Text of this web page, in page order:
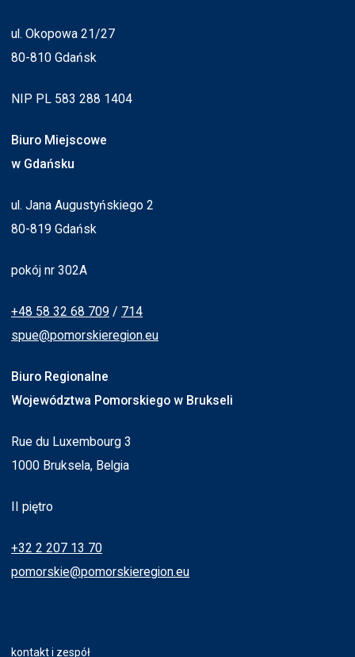
ul. Okopowa 21/27
80-810 Gdańsk
NIP PL 583 288 1404
Biuro Miejscowe
w Gdańsku
ul. Jana Augustyńskiego 2
80-819 Gdańsk
pokój nr 302A
+48 58 32 68 709 / 714
spue@pomorskieregion.eu
Biuro Regionalne
Województwa Pomorskiego w Brukseli
Rue du Luxembourg 3
1000 Bruksela, Belgia
II piętro
+32 2 207 13 70
pomorskie@pomorskieregion.eu
kontakt i zespół